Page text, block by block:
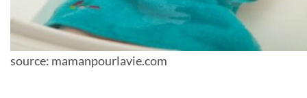
source: mamanpourlavie.com